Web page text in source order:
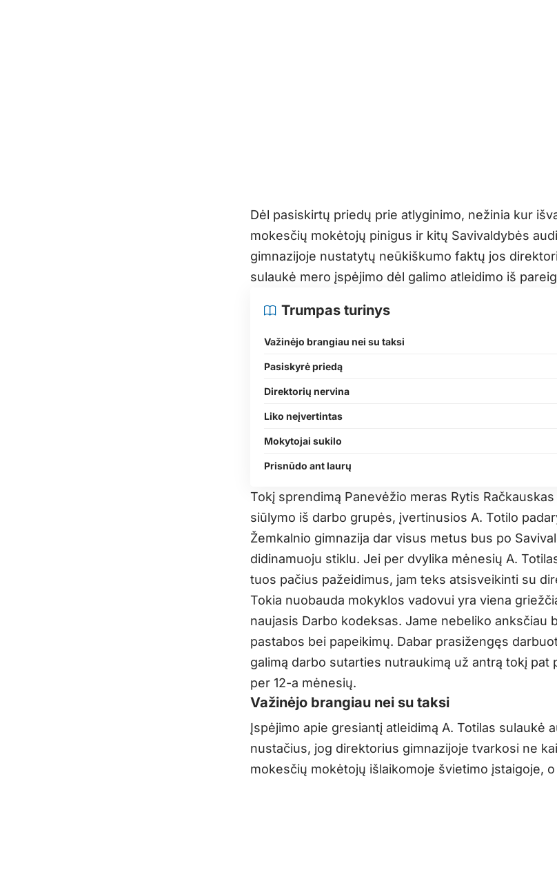
Dėl pasiskirtų priedų prie atlyginimo, nežinia kur
mokesčių mokėtojų pinigus ir kitų Savivaldybės
gimnazijoje nustatytų neūkiškumo faktų jos
sulaukė mero įspėjimo dėl galimo atleidimo iš
Trumpas turinys
Važinėjo brangiau nei su taksi
Pasiskyrė priedą
Direktorių nervina
Liko neįvertintas
Mokytojai sukilo
Prisnūdo ant laurų
Tokį sprendimą Panevėžio meras Rytis
siūlymo iš darbo grupės, įvertinusios A. Totilo
Žemkalnio gimnazija dar visus metus bus po
didinamuoju stiklu. Jei per dvylika mėnesių A.
tuos pačius pažeidimus, jam teks atsisveikinti su
Tokia nuobauda mokyklos vadovui yra viena
naujasis Darbo kodeksas. Jame nebeliko anksčiau
pastabos bei papeikimų. Dabar prasižengęs
galimą darbo sutarties nutraukimą už antrą tokį pat
per 12-a mėnesių.
Važinėjo brangiau nei su taksi
Įspėjimo apie gresiantį atleidimą A. Totilas sulaukė
nustačius, jog direktorius gimnazijoje tvarkosi ne
mokesčių mokėtojų išlaikomoje švietimo įstaigoje,